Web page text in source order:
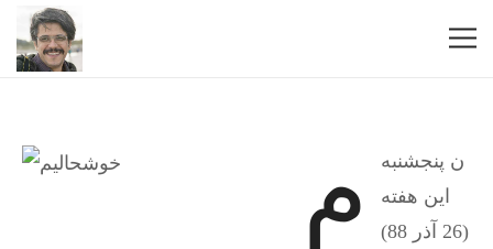
م
ن پنجشنبه
این هفته
(26 آذر 88)